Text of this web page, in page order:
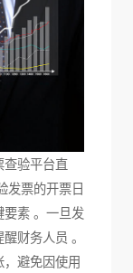
查验平台直
发票的开票日
要素 。一旦发
财务人员 。
避免因使用